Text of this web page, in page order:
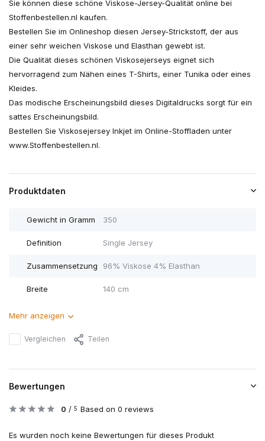
Sie können diese schöne Viskose-Jersey-Qualität online bei
Stoffenbestellen.nl kaufen.
Bestellen Sie im Onlineshop diesen Jersey-Strickstoff, der aus
einer sehr weichen Viskose und Elasthan gewebt ist.
Die Qualität dieses schönen Viskosejerseys eignet sich
hervorragend zum Nähen eines T-Shirts, einer Tunika oder eines
Kleides.
Das modische Erscheinungsbild dieses Digitaldrucks sorgt für ein
sattes Erscheinungsbild.
Bestellen Sie Viskosejersey Inkjet im Online-Stoffladen unter
www.Stoffenbestellen.nl.
Produktdaten
Gewicht in Gramm 350
Definition Single Jersey
Zusammensetzung 96% Viskose 4% Elasthan
Breite 140 cm
Mehr anzeigen
Vergleichen Teilen
Bewertungen
0 / 5 Based on 0 reviews
Es wurden noch keine Bewertungen für dieses Produkt